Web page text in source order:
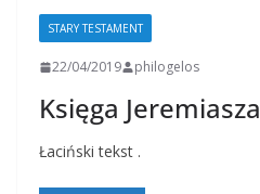
STARY TESTAMENT
22/04/2019 philogelos
Księga Jeremiasza
Łaciński tekst .